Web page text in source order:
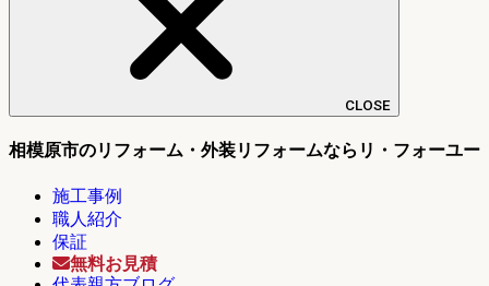
CLOSE
相模原市のリフォーム・外装リフォームならリ・フォーユー
施工事例
職人紹介
保証
無料お見積